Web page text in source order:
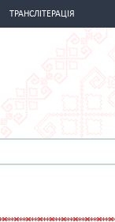
ТРАНСЛІТЕРАЦІЯ